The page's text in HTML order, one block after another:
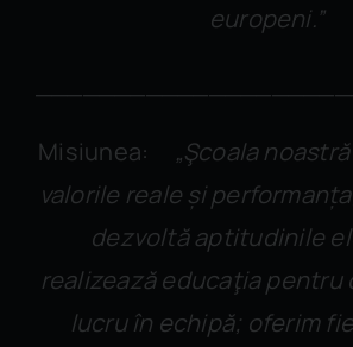
europeni.”
Misiunea: „Şcoala
valorile reale și
dezvoltă aptitudinile
realizează educaţia pentru
lucru în echipă; oferim